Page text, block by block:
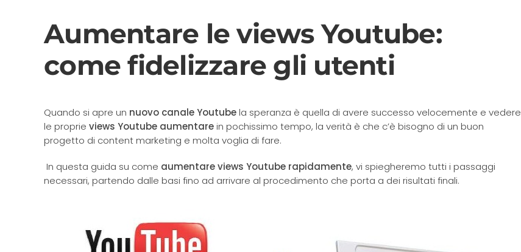
Aumentare le views Youtube:
come fidelizzare gli utenti
Quando si apre un nuovo canale Youtubela speranza è quella di avere successo velocemente e vedere
le proprie views Youtube aumentarein pochissimo tempo, la verità è che c’è bisogno di un buon
progetto di content marketing e molta voglia di fare.
In questa guida su come aumentare views Youtube rapidamente, vi spiegheremo tutti i passaggi
necessari, partendo dalle basi fino ad arrivare al procedimento che porta a dei risultati finali.